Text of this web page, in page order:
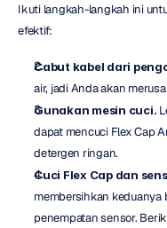
Ikuti langkah-langkah ini
efektif:
Cabut kabel dari
air, jadi Anda akan
Gunakan mesin cuci.
dapat mencuci Flex Cap
detergen ringan.
Cuci Flex Cap dan
membersihkan keduanya
penempatan sensor.